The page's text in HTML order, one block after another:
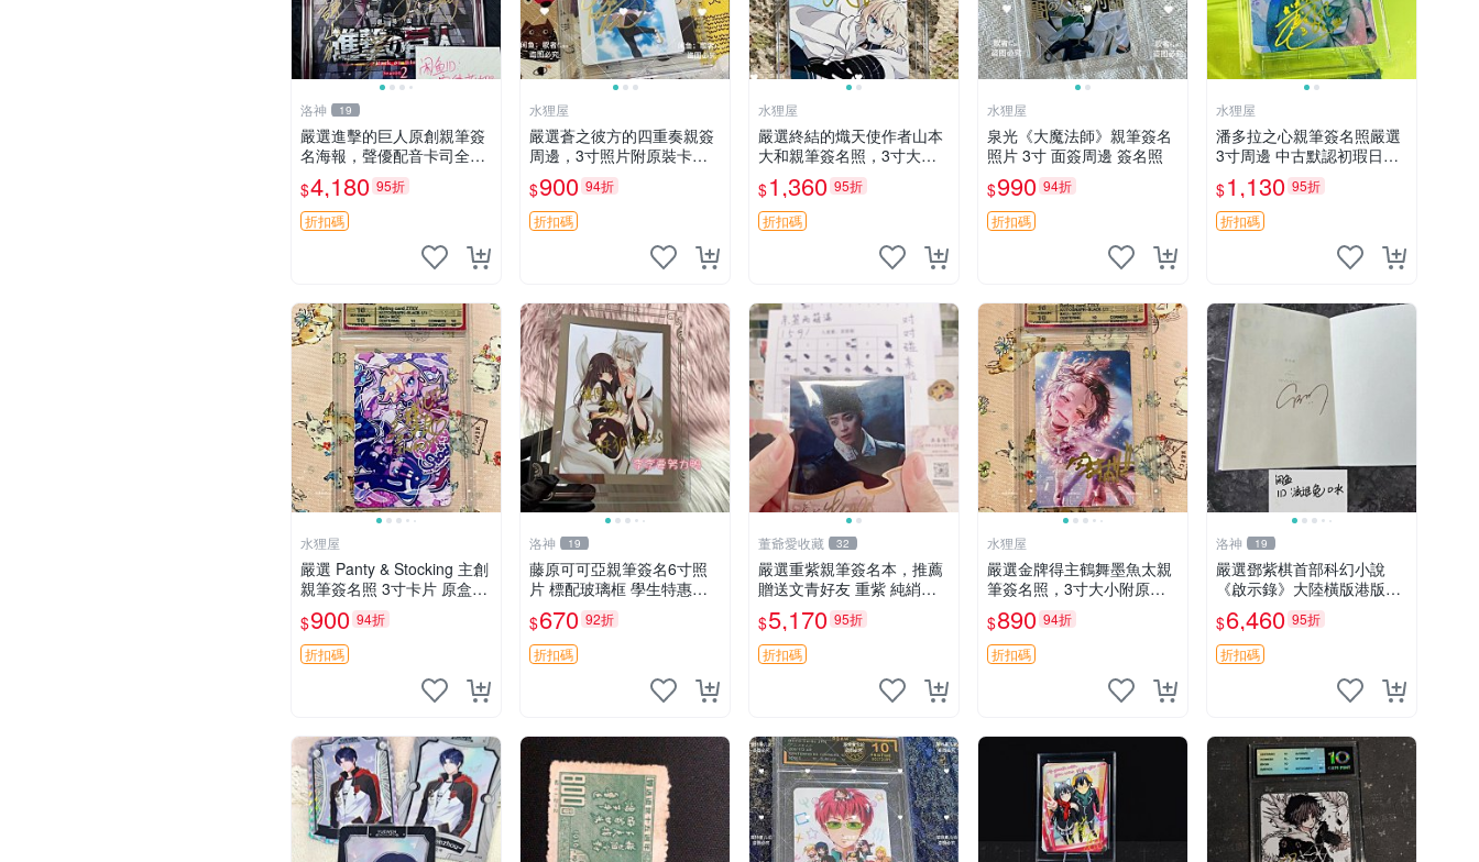
洛神 19
嚴選進擊的巨人原創親筆簽
名海報，聲優配音卡司全集
收藏推薦 艾倫、三笠、阿
明、埃爾文巨細靡遺肖像照
$4,180 95折
折扣碼
水狸屋
嚴選蒼之彼方的四重奏親簽
周邊，3寸照片附原裝卡磚
親簽照 收藏級 影印品 杜蕾
斯相紙質地 限量版 Aokana
Four Rhythm 藍光紀念照
簽名
$900 94折
折扣碼
水狸屋
嚴選終結的熾天使作者山本
大和親筆簽名照，3寸大小
附原裝卡磚 終結的熾天使
簽名照片 親筆簽名周邊
$1,360 95折
折扣碼
水狸屋
泉光《大魔法師》親筆簽名
照片 3寸 面簽周邊 簽名照
$990 94折
折扣碼
水狸屋
潘多拉之心親筆簽名照嚴選
3寸周邊 中古默認初瑕日版
含原裝卡磚 潘多拉之心 網
購 周邊 署名照
$1,130 95折
折扣碼
水狸屋
嚴選 Panty & Stocking 主創
親筆簽名照 3寸卡片 原盒保
証 現場直拍 精確關鍵詞：P
anty Stocking 周邊 照片
$900 94折
折扣碼
洛神 19
藤原可可亞親筆簽名6寸照
片 標配玻璃框 學生特惠選
擇三 強力推薦收藏 49元 照
片 簽名 簽字
$670 92折
折扣碼
董爺愛收藏 32
嚴選重紫親筆簽名本，推薦
贈送文青好友 重紫 純綃皮
規格8開
$5,170 95折
折扣碼
水狸屋
嚴選金牌得主鶴舞墨魚太親
筆簽名照，3寸大小附原裝
相框卡磚。收藏真跡推薦！
周邊限量版適合珍藏。 金メ
ダリスト 鈦合金 照片簽名
$890 94折
折扣碼
洛神 19
嚴選鄧紫棋首部科幻小說
《啟示錄》大陸橫版港版官
版推薦 科幻文學 簽名珍藏
啟示錄 鄧紫棋 科幻
$6,460 95折
折扣碼